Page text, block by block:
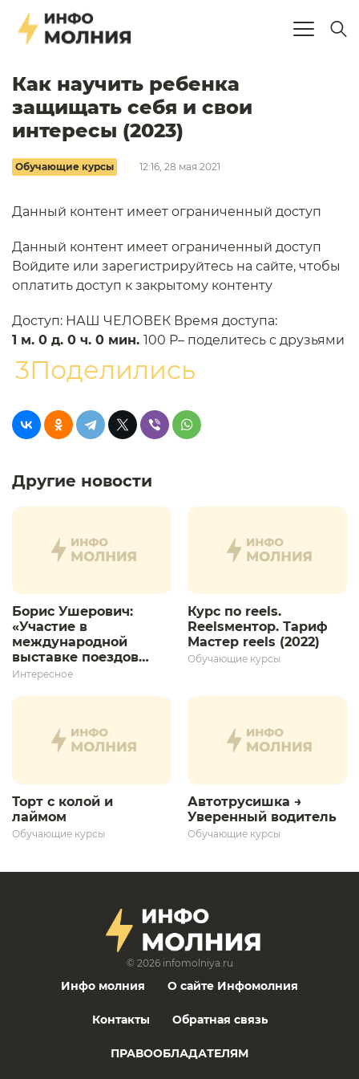
Как научить ребенка
защищать себя и свои
интересы (2023)​
Обучающие курсы 12:16, 28 мая 2021
Данный контент имеет ограниченный доступ
Данный контент имеет ограниченный доступ
Войдите или зарегистрируйтесь на сайте, чтобы
оплатить доступ к закрытому контенту
Доступ: НАШ ЧЕЛОВЕК Время доступа:
1 м. 0 д. 0 ч. 0 мин. 100 P– поделитесь с друзьями
3Поделились
Другие новости
Борис Ушерович:
«Участие в
международной
выставке поездов
дает толчок для
развития»
Интересное
Курс по reels.
Reelsментор. Тариф
Мастер reels (2022)
Обучающие курсы
Торт с колой и
лаймом
Обучающие курсы
Автотрусишка →
Уверенный водитель​
Обучающие курсы
© 2026 infomolniya.ru
Инфо молния О сайте Инфомолния
Контакты Обратная связь
ПРАВООБЛАДАТЕЛЯМ